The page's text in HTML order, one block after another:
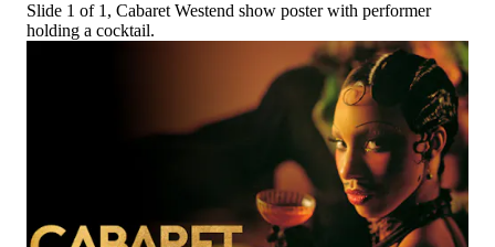
Slide 1 of 1, Cabaret Westend show poster with performer
holding a cocktail.